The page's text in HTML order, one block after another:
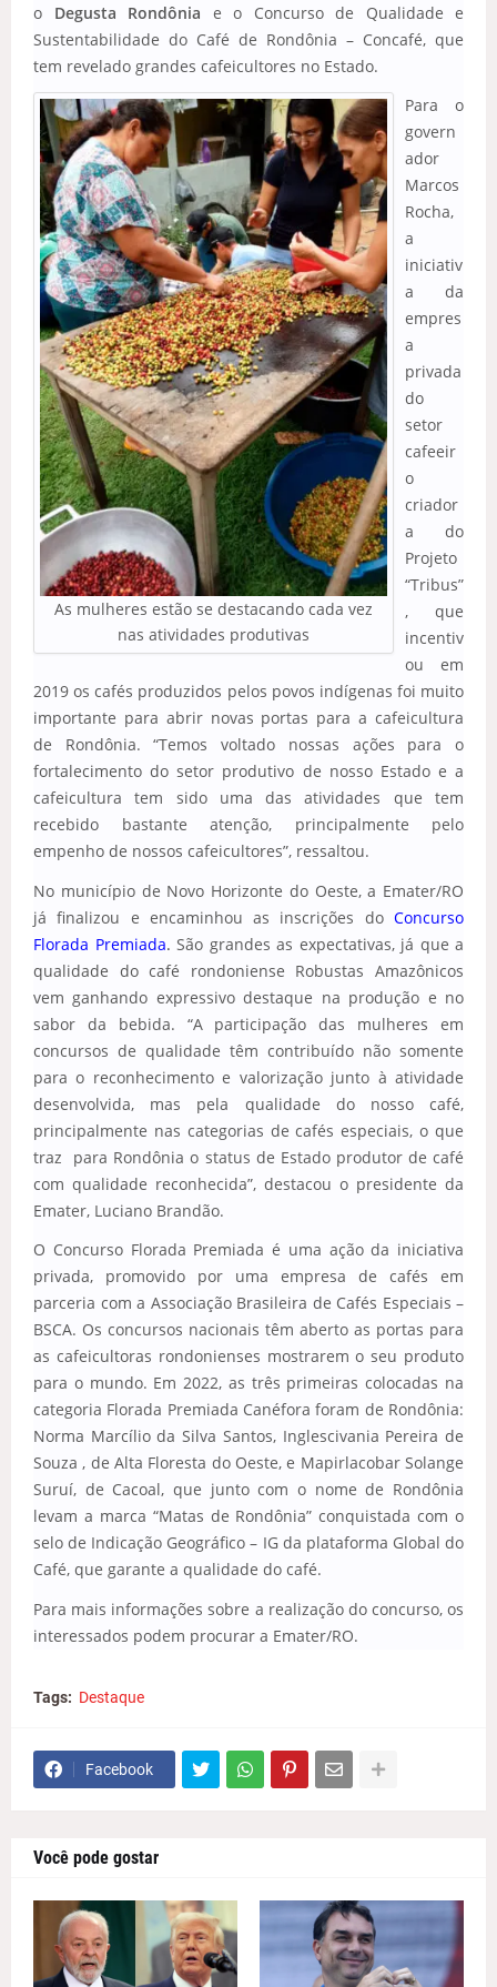
o Degusta Rondônia e o Concurso de Qualidade e
Sustentabilidade do Café de Rondônia – Concafé, que
tem revelado grandes cafeicultores no Estado.
As mulheres estão se destacando cada vez
nas atividades produtivas
Para o
govern
ador
Marcos
Rocha,
a
iniciativ
a da
empres
a
privada
do
setor
cafeeir
o
criador
a do
Projeto
“Tribus”
, que
incentiv
ou em
2019 os cafés produzidos pelos povos indígenas foi muito
importante para abrir novas portas para a cafeicultura
de Rondônia. “Temos voltado nossas ações para o
fortalecimento do setor produtivo de nosso Estado e a
cafeicultura tem sido uma das atividades que tem
recebido bastante atenção, principalmente pelo
empenho de nossos cafeicultores”, ressaltou.
No município de Novo Horizonte do Oeste, a Emater/RO
já finalizou e encaminhou as inscrições do Concurso
Florada Premiada. São grandes as expectativas, já que a
qualidade do café rondoniense Robustas Amazônicos
vem ganhando expressivo destaque na produção e no
sabor da bebida. “A participação das mulheres em
concursos de qualidade têm contribuído não somente
para o reconhecimento e valorização junto à atividade
desenvolvida, mas pela qualidade do nosso café,
principalmente nas categorias de cafés especiais, o que
traz para Rondônia o status de Estado produtor de café
com qualidade reconhecida”, destacou o presidente da
Emater, Luciano Brandão.
O Concurso Florada Premiada é uma ação da iniciativa
privada, promovido por uma empresa de cafés em
parceria com a Associação Brasileira de Cafés Especiais –
BSCA. Os concursos nacionais têm aberto as portas para
as cafeicultoras rondonienses mostrarem o seu produto
para o mundo. Em 2022, as três primeiras colocadas na
categoria Florada Premiada Canéfora foram de Rondônia:
Norma Marcílio da Silva Santos, Inglescivania Pereira de
Souza , de Alta Floresta do Oeste, e Mapirlacobar Solange
Suruí, de Cacoal, que junto com o nome de Rondônia
levam a marca “Matas de Rondônia” conquistada com o
selo de Indicação Geográfico – IG da plataforma Global do
Café, que garante a qualidade do café.
Para mais informações sobre a realização do concurso, os
interessados podem procurar a Emater/RO.
Tags: Destaque
Facebook
Você pode gostar